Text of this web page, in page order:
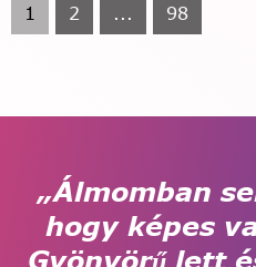
1 2 ... 98
„Álmomban
hogy képes